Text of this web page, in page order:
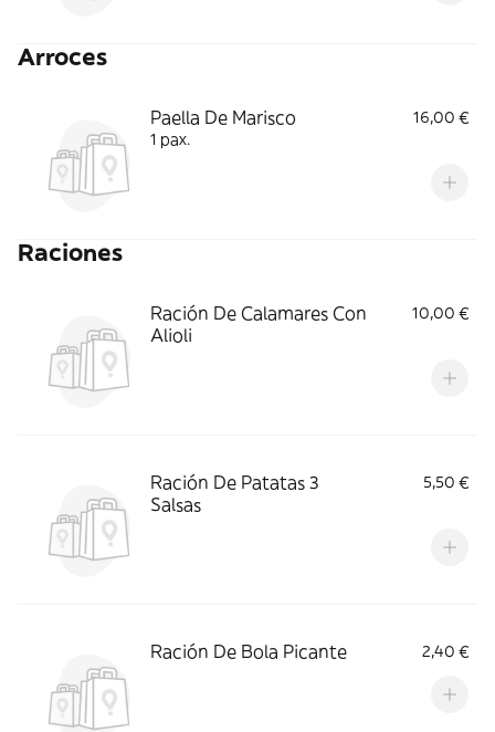
Arroces
Paella De Marisco
16,00 €
1 pax.
Raciones
Ración De Calamares Con
Alioli
10,00 €
Ración De Patatas 3
Salsas
5,50 €
Ración De Bola Picante 2,40 €